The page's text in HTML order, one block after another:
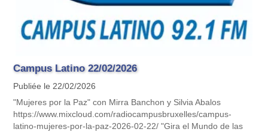
Campus Latino 22/02/2026
Publiée le 22/02/2026
"Mujeres por la Paz" con Mirra Banchon y Silvia Abalos
https://www.mixcloud.com/radiocampusbruxelles/campus-
latino-mujeres-por-la-paz-2026-02-22/ "Gira el Mundo de las